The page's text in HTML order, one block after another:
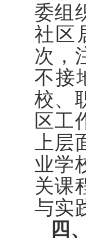
委组
社区
次，
不接
校、
区工
上
业学
关课
与实
四